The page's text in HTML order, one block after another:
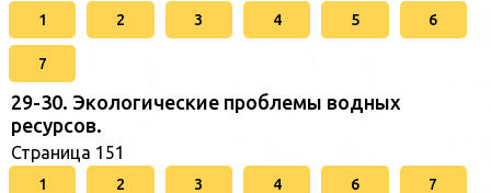
1 2 3 4 5 6
7
29-30. Экологические проблемы водных
ресурсов.
Страница 151
1 2 3 4 6 7